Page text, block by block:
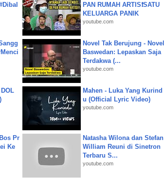
PAN RUMAH ARTIS❗SATU
KELUARGA PANIK
youtube.com
Novel Tak Berujung - Novel
Baswedan: Lepaskan Saja
Terdakwa (...
youtube.com
Mahen - Luka Yang Kurind
u (Official Lyric Video)
youtube.com
Pr
Ke
Natasha Wilona dan Stefan
William Reuni di Sinetron
Terbaru S...
youtube.com